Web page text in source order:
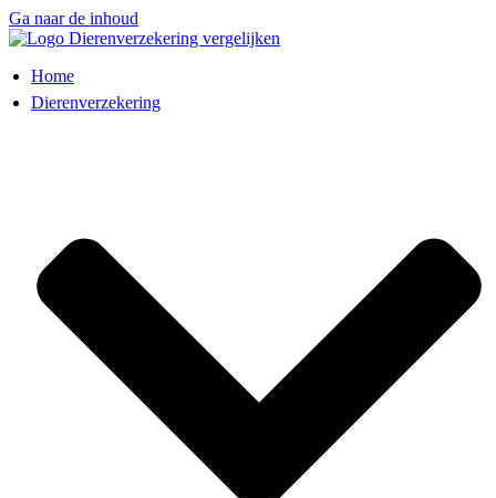
Ga naar de inhoud
Home
Dierenverzekering